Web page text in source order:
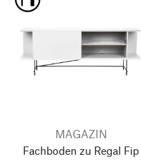
MAGAZIN
Fachboden zu Regal Fip